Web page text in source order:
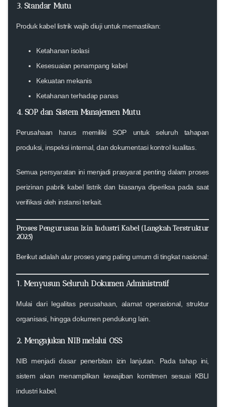
3. Standar Mutu
Produk kabel listrik wajib diuji untuk memastikan:
Ketahanan isolasi
Kesesuaian penampang kabel
Kekuatan mekanis
Ketahanan terhadap panas
4. SOP dan Sistem Manajemen Mutu
Perusahaan harus memiliki SOP untuk seluruh tahapan
produksi, inspeksi internal, dan dokumentasi kontrol kualitas.
Semua persyaratan ini menjadi prasyarat penting dalam proses
perizinan pabrik kabel listrik dan biasanya diperiksa pada saat
verifikasi oleh instansi terkait.
Proses Pengurusan Izin Industri Kabel (Langkah Terstruktur
2025)
Berikut adalah alur proses yang paling umum di tingkat nasional:
1. Menyusun Seluruh Dokumen Administratif
Mulai dari legalitas perusahaan, alamat operasional, struktur
organisasi, hingga dokumen pendukung lain.
2. Mengajukan NIB melalui OSS
NIB menjadi dasar penerbitan izin lanjutan. Pada tahap ini,
sistem akan menampilkan kewajiban komitmen sesuai KBLI
industri kabel.